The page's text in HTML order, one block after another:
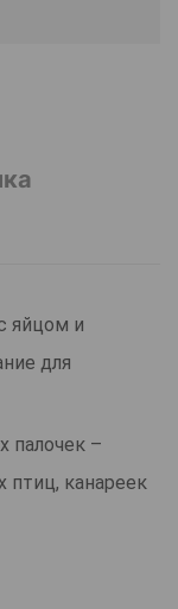
яйцом и
для
палочек –
птиц, канареек